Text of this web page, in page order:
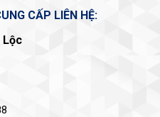
CẤP LIÊN HỆ:
Lộc